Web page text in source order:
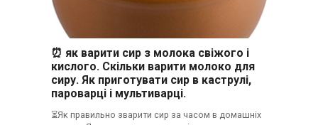
⏰ як варити сир з молока свіжого і
кислого. Скільки варити молоко для
сиру. Як приготувати сир в каструлі,
пароварці і мультиварці.
⏳Як правильно зварити сир за часом в домашніх